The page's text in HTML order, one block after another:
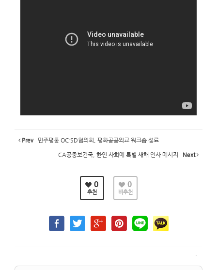
Prev 민주평통 OC·SD협의회, 평화공공외교 워크숍 성료
CA공중보건국, 한인 사회에 특별 새해 인사 메시지 Next
0
추천
0
비추천